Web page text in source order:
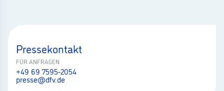
Pressekontakt
FÜR ANFRAGEN
+49 69 7595-2054
presse@dfv.de